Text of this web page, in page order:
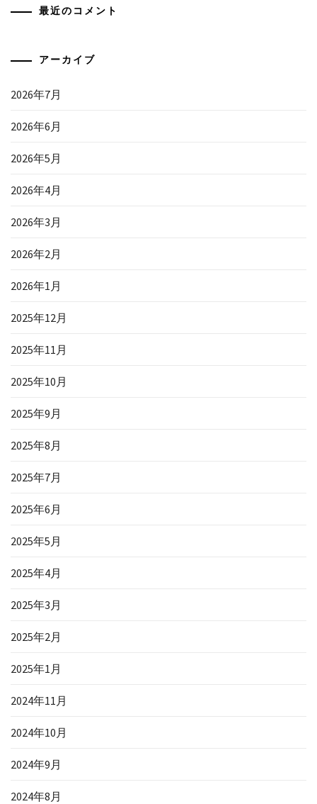
最近のコメント
アーカイブ
2026年7月
2026年6月
2026年5月
2026年4月
2026年3月
2026年2月
2026年1月
2025年12月
2025年11月
2025年10月
2025年9月
2025年8月
2025年7月
2025年6月
2025年5月
2025年4月
2025年3月
2025年2月
2025年1月
2024年11月
2024年10月
2024年9月
2024年8月